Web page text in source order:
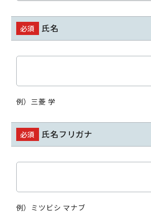
必須 氏名
例）三菱 学
必須 氏名フリガナ
例）ミツビシ マナブ